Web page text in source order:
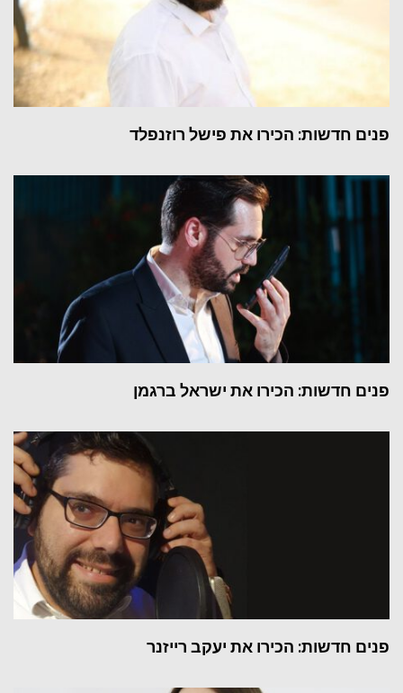
פנים חדשות: הכירו את פישל רוזנפלד
פנים חדשות: הכירו את ישראל ברגמן
פנים חדשות: הכירו את יעקב רייזנר